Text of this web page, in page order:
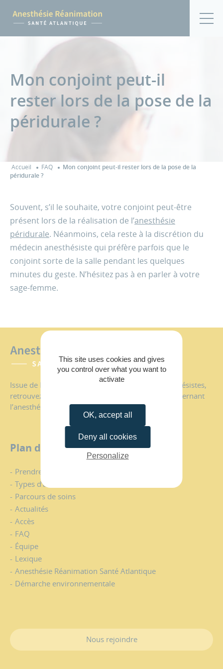
Mon conjoint peut-il
rester lors de la pose de la
péridurale ?
Accueil FAQ
Mon conjoint peut-il rester lors de la pose de la
péridurale ?
Souvent, s’il le souhaite, votre conjoint peut-être
présent lors de la réalisation de l’anesthésie
péridurale. Néanmoins, cela reste à la discrétion du
médecin anesthésiste qui préfère parfois que le
conjoint sorte de la salle pendant les quelques
minutes du geste. N’hésitez pas à en parler à votre
sage-femme.
Issue de la collaboration de trois groupes d’anesthésistes,
retrouvez dans ce site toute information utile concernant
l’anesthésie à Santé Atlantique.
Plan du site
Prendre rendez-vous
Types d’anesthésies
Parcours de soins
Actualités
Accès
FAQ
Équipe
Lexique
Anesthésie Réanimation Santé Atlantique
Démarche environnementale
Nous rejoindre
This site uses cookies and gives
you control over what you want to
activate
OK, accept all
Deny all cookies
Personalize